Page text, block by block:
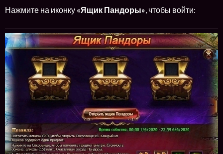
Нажмите на иконку «Ящик Пандоры» , чтобы войти: